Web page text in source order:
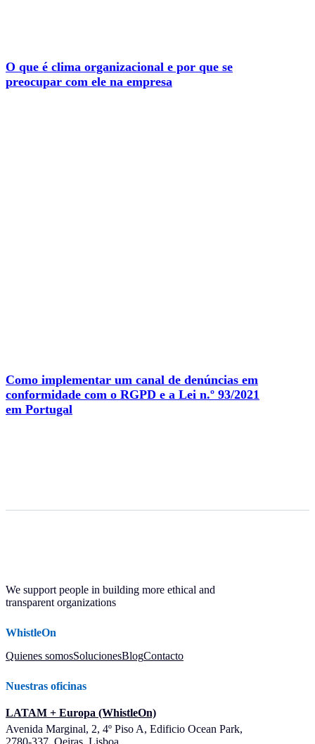
O que é clima organizacional e por que se
preocupar com ele na empresa
Como implementar um canal de denúncias em
conformidade com o RGPD e a Lei n.º 93/2021
em Portugal
We support people in building more ethical and
transparent organizations
WhistleOn
Quienes somosSolucionesBlogContacto
Nuestras oficinas
LATAM + Europa (WhistleOn)
Avenida Marginal, 2, 4º Piso A, Edificio Ocean Park,
2780-337, Oeiras, Lisboa